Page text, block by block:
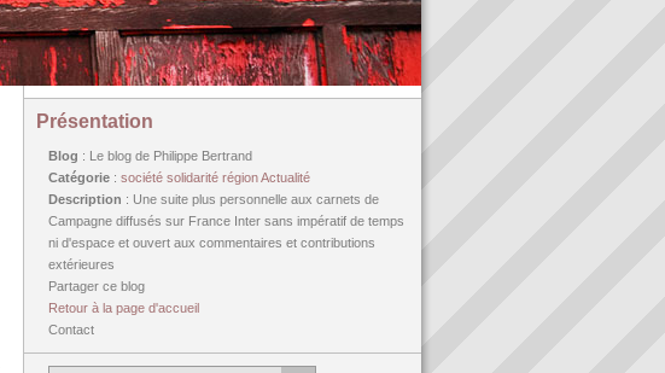
Présentation
Blog : Le blog de Philippe Bertrand
Catégorie : société solidarité régionActualité
Description : Une suite plus personnelle aux carnets de
Campagne diffusés sur France Inter sans impératif de temps
ni d'espace et ouvert aux commentaires et contributions
extérieures
Partager ce blog
Retour à la page d'accueil
Contact